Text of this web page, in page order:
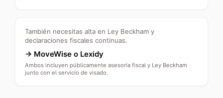
También necesitas alta en Ley Beckham y
declaraciones fiscales continuas.
→ MoveWise o Lexidy
Ambos incluyen públicamente asesoría fiscal y Ley Beckham
junto con el servicio de visado.